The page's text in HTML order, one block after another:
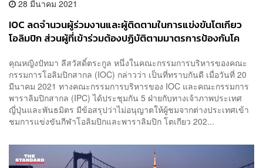
28 มีนาคม 2021
IOC ลดจำนวนผู้ร่วมงานและผู้ติดตามในการแข่งขันโตเกียว
โอลิมปิก ส่วนผู้ที่เข้าร่วมต้องปฏิบัติตามมาตรการป้องกันโค
คุณหญิงปัทมา ลีสวัสดิ์ตระกูล หนึ่งในคณะกรรมการบริหารของคณะ
กรรมการโอลิมปิกสากล (IOC) กล่าวว่า เป็นที่ทราบกันดี เมื่อวันที่ 20
มีนาคม 2021 ทางคณะกรรมการบริหารของ IOC และคณะกรรมการ
พาราลิมปิกสากล (IPC) ได้ประชุมกัน 5 ฝ่ายกับทางเจ้าภาพประเทศ
ญี่ปุ่นและพันธมิตร มีข้อสรุปว่าไม่อนุญาตให้ผู้ชมจากต่างประเทศเข้า
ชมการแข่งขันกีฬาโอลิมปิกและพาราลิมปิก โตเกียว 202...